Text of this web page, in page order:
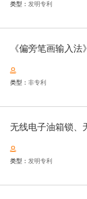
类型： 发明专利
《偏旁笔画输入
类型： 非专利
无线电子油箱锁、
类型： 发明专利